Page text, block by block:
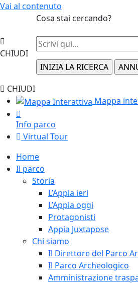
Vai al contenuto
CHIUDI
Cosa stai cercando?
CHIUDI
Mappa
Info parco
Virtual Tour
Home
Il parco
Storia
L’Appia ieri
L’Appia oggi
Protagonisti
Appia Juxtapose
Chi siamo
Il Direttore del Parco
Il Parco Archeologico
Amministrazione